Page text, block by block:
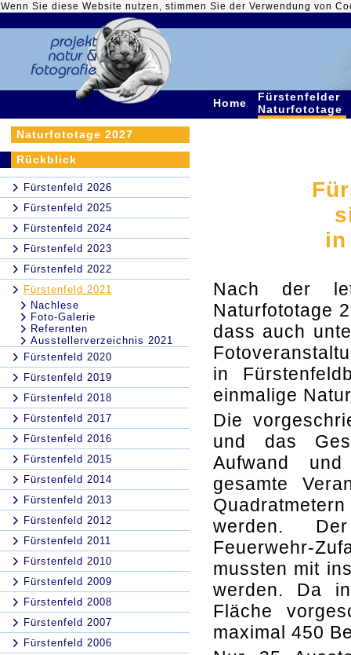
Wenn Sie diese Website nutzen, stimmen Sie der Verwendung von
Home
Fürstenfelder
Naturfototage
Naturfototage 2027
Rückblick
Fürstenfeld 2026
Fürstenfeld 2025
Fürstenfeld 2024
Fürstenfeld 2023
Fürstenfeld 2022
Fürstenfeld 2021
Nachlese
Foto-Galerie
Referenten
Ausstellerverzeichnis 2021
Fürstenfeld 2020
Fürstenfeld 2019
Fürstenfeld 2018
Fürstenfeld 2017
Fürstenfeld 2016
Fürstenfeld 2015
Fürstenfeld 2014
Fürstenfeld 2013
Fürstenfeld 2012
Fürstenfeld 2011
Fürstenfeld 2010
Fürstenfeld 2009
Fürstenfeld 2008
Fürstenfeld 2007
Fürstenfeld 2006
in
Nach der
Naturfototage
dass auch
in
einmalige
Die
und das
Aufwand
gesamte
werden.
Feuerwehr-
mussten mit
werden. Da
Fläche
maximal 450